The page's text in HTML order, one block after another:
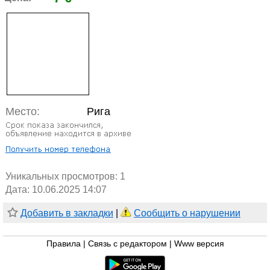
Место: Рига
Уникальных просмотров: 1
Дата: 10.06.2025 14:07
Добавить в закладки Сообщить о нарушении
Правила Связь с редактором Www версия